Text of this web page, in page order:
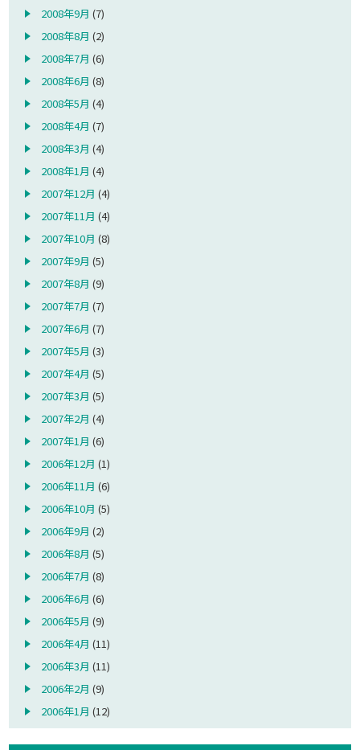
2008年9月 (7)
2008年8月 (2)
2008年7月 (6)
2008年6月 (8)
2008年5月 (4)
2008年4月 (7)
2008年3月 (4)
2008年1月 (4)
2007年12月 (4)
2007年11月 (4)
2007年10月 (8)
2007年9月 (5)
2007年8月 (9)
2007年7月 (7)
2007年6月 (7)
2007年5月 (3)
2007年4月 (5)
2007年3月 (5)
2007年2月 (4)
2007年1月 (6)
2006年12月 (1)
2006年11月 (6)
2006年10月 (5)
2006年9月 (2)
2006年8月 (5)
2006年7月 (8)
2006年6月 (6)
2006年5月 (9)
2006年4月 (11)
2006年3月 (11)
2006年2月 (9)
2006年1月 (12)